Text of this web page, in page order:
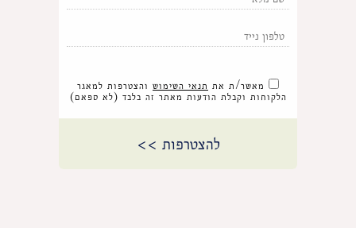
מאשר/ת את תנאי השימוש והצטרפות למאגר
הלקוחות וקבלת הודעות מאתר זה בלבד (לא ספאם)